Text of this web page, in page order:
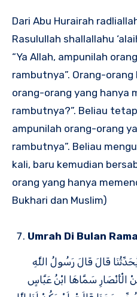
Dari Abu Hurairah
Rasulullah shallallahu
“Ya Allah, ampunilah
rambutnya”. Orang-
orang-orang yang hanya
rambutnya?”. Beliau
ampunilah orang-orang
rambutnya”. Beliau
kali, baru kemudian
orang yang hanya
Bukhari dan Muslim)
Umrah Di Bulan
قَالَ قَالَ رَسُولُ اللَّهِ
الْأَنْصَارِ سَمَّاهَا ابْنُ عَبَّاسٍ